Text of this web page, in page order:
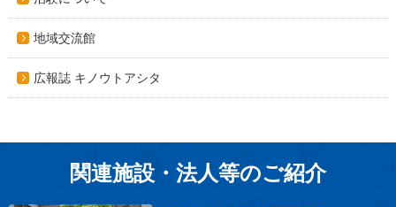
地域交流館
広報誌 キノウトアシタ
関連施設・法人等のご紹介